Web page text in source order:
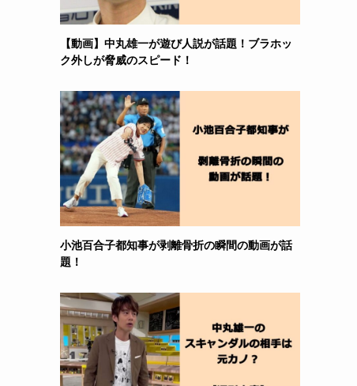
【動画】中丸雄一が遊び人説が話題！ブラホッ
ク外しが脅威のスピード！
小池百合子都知事が剥離骨折の瞬間の動画が話
題！